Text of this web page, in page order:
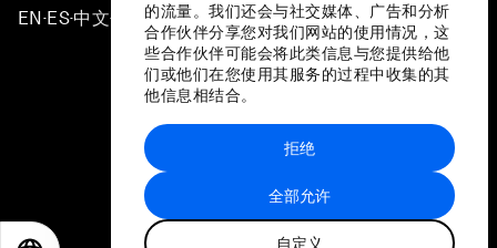
的流量。我们还会与社交媒体、广告和分析
合作伙伴分享您对我们网站的使用情况，这
些合作伙伴可能会将此类信息与您提供给他
们或他们在您使用其服务的过程中收集的其
他信息相结合。
全部允许
自定义
拒绝
EN ▪ ES▪中文▪ 日本語
站点地图